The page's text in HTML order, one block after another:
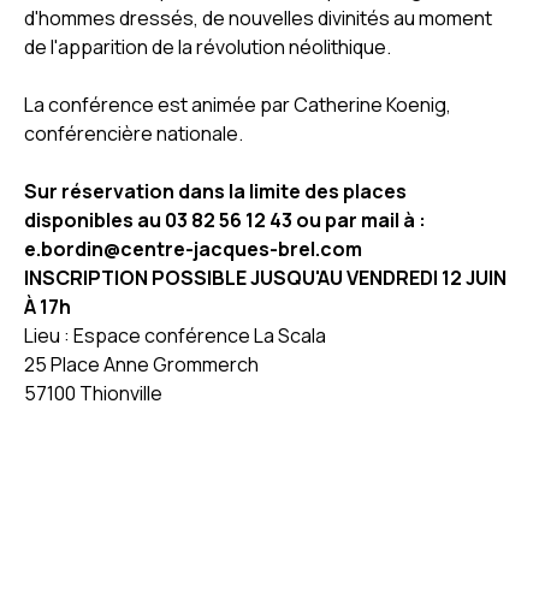
d'hommes dressés, de nouvelles divinités au moment
de l'apparition de la révolution néolithique.
La conférence est animée par Catherine Koenig,
conférencière nationale.
Sur réservation dans la limite des places
disponibles au 03 82 56 12 43 ou par mail à :
e.bordin@centre-jacques-brel.com
INSCRIPTION POSSIBLE JUSQU'AU VENDREDI 12 JUIN
À 17h
Lieu : Espace conférence La Scala
25 Place Anne Grommerch
57100 Thionville